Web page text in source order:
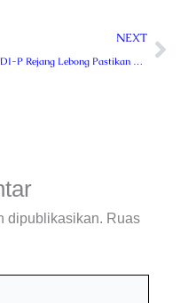
NEXT
DPC PDI-P Rejang Lebong Pastikan Beasiswa PIP Cair Utuh untuk 1.400 Siswa
Next
dipublikasikan. Ruas